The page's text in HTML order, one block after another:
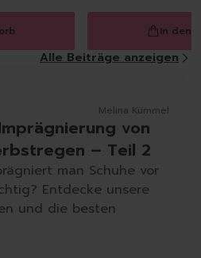
In den
Alle Beiträge anzeigen
Melina Kümmel
von
– Teil 2
man Schuhe vor
Entdecke unsere
und die besten